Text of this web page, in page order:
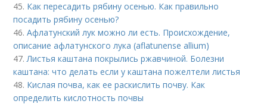
45. Как пересадить рябину осенью. Как правильно
посадить рябину осенью?
46.Афлатунский лук можно ли есть. Происхождение,
описание афлатунского лука (aflatunense allium)
47.Листья каштана покрылись ржавчиной. Болезни
каштана: что делать если у каштана пожелтели листья
48. Кислая почва, как ее раскислить почву. Как
определить кислотность почвы